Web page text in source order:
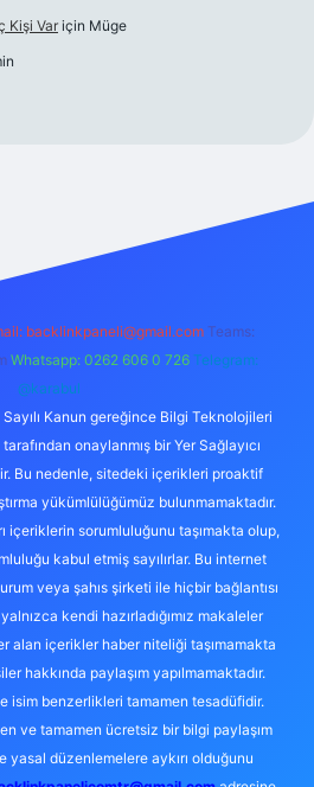
Kişi Var için Müge
backlinkpaneli@gmail.com Teams:
Whatsapp: 0262 606 0 726 Telegram:
@karabul
Kanun gereğince Bilgi Teknolojileri
onaylanmış bir Yer Sağlayıcı
Bu nedenle, sitedeki içerikleri proaktif
yükümlülüğümüz bulunmamaktadır.
içeriklerin sorumluluğunu taşımakta olup,
kabul etmiş sayılırlar. Bu internet
veya şahıs şirketi ile hiçbir bağlantısı
kendi hazırladığımız makaleler
alan içerikler haber niteliği taşımamakta
hakkında paylaşım yapılmamaktadır.
isim benzerlikleri tamamen tesadüfidir.
ve tamamen ücretsiz bir bilgi paylaşım
yasal düzenlemelere aykırı olduğunu